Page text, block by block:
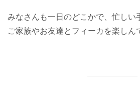
みなさんも一日のどこかで、忙しい
ご家族やお友達とフィーカを楽しん